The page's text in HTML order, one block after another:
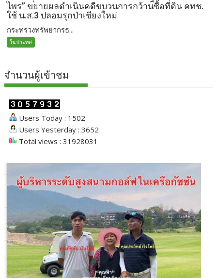
ไพร” ขยายผลดำเนินคดีขบวนการกว้านซื้อที่ดิน คทช.
ใช้ น.ส.3 ปลอมรุกป่าเชียงใหม่
กระทรวงทรัพยากรธ...
ในประทศ
จำนวนผู้เข้าชม
Users Today : 1502
Users Yesterday : 3652
Total views : 31928031